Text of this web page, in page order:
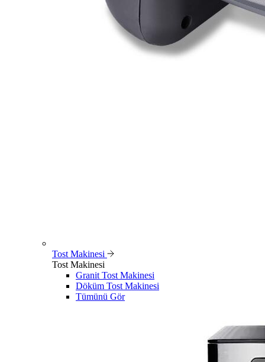
Tost Makinesi
Tost Makinesi
Granit Tost Makinesi
Döküm Tost Makinesi
Tümünü Gör